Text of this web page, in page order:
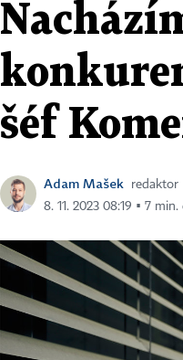
šéf
Adam Mašek
redaktor
8. 11. 2023 08:19 ▪ 7 min.